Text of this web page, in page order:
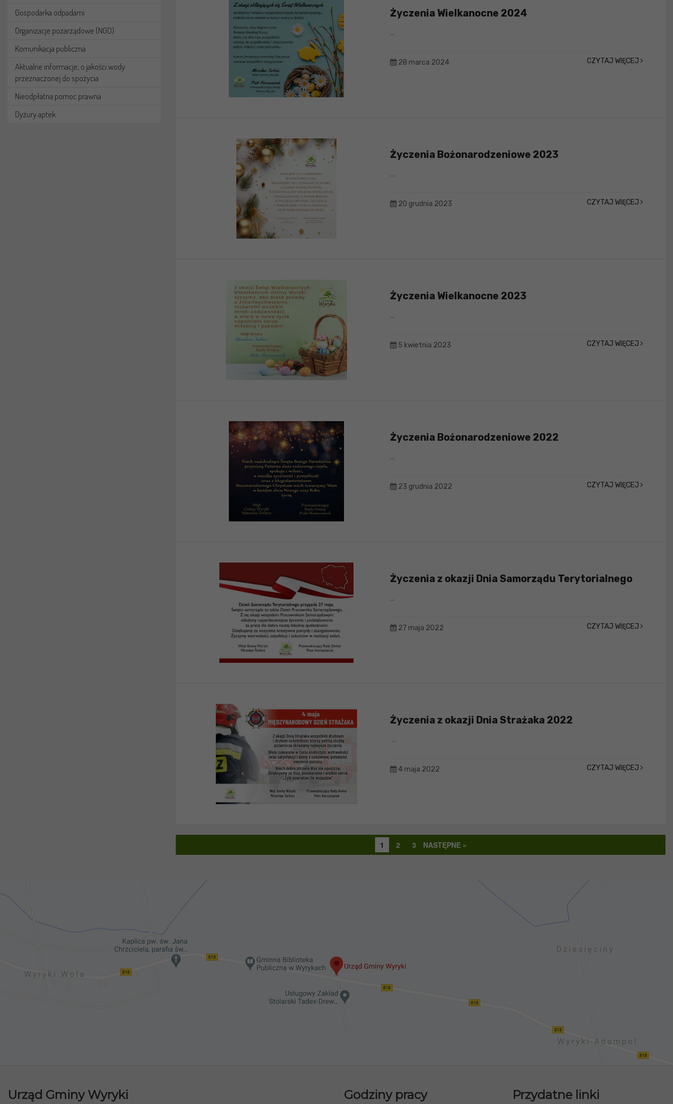
Gospodarka odpadami
Organizacje pozarządowe (NGO)
Komunikacja publiczna
Aktualne informacje, o jakości wody
przeznaczonej do spożycia
Nieodpłatna pomoc prawna
Dyżury aptek
Życzenia Wielkanocne 2024
...
28 marca 2024 CZYTAJ WIĘCEJ
Życzenia Bożonarodzeniowe 2023
...
20 grudnia 2023 CZYTAJ WIĘCEJ
Życzenia Wielkanocne 2023
...
5 kwietnia 2023 CZYTAJ WIĘCEJ
Życzenia Bożonarodzeniowe 2022
...
23 grudnia 2022 CZYTAJ WIĘCEJ
Życzenia z okazji Dnia Samorządu Terytorialnego
...
27 maja 2022 CZYTAJ WIĘCEJ
Życzenia z okazji Dnia Strażaka 2022
...
4 maja 2022 CZYTAJ WIĘCEJ
1 2 3 NASTĘPNE »
Urząd Gminy Wyryki Godziny pracy Przydatne linki